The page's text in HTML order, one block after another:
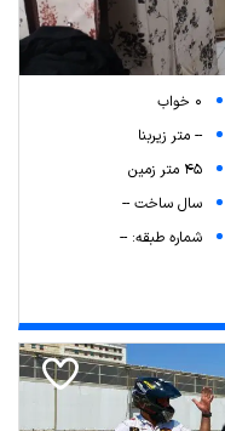
0 خواب
-- متر زیربنا
45 متر زمین
سال ساخت --
شماره طبقه: --